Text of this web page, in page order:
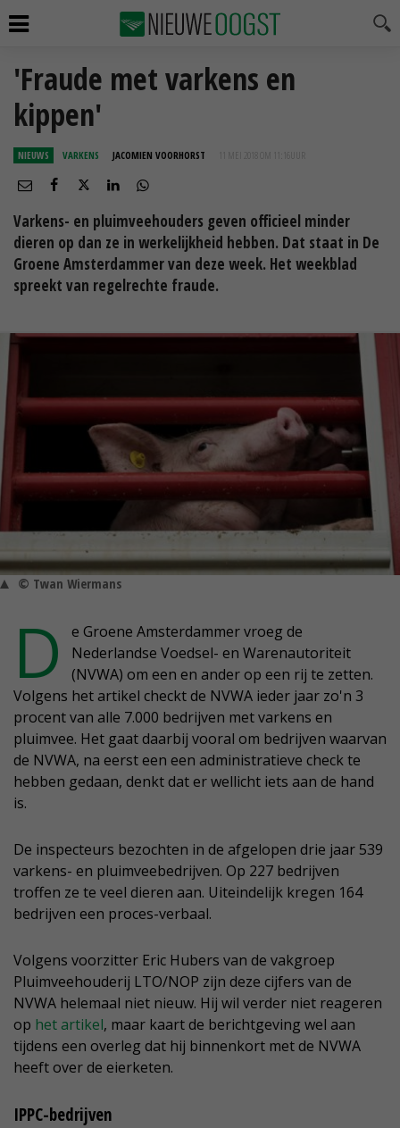
'Fraude met varkens en
kippen'
NIEUWS VARKENS JACOMIEN VOORHORST 11 MEI 2018 OM 11:16
Varkens- en pluimveehouders geven officieel minder
dieren op dan ze in werkelijkheid hebben. Dat staat in De
Groene Amsterdammer van deze week. Het weekblad
spreekt van regelrechte fraude.
© Twan Wiermans
D
e Groene Amsterdammer vroeg de
Nederlandse Voedsel- en Warenautoriteit
(NVWA) om een en ander op een rij te zetten.
Volgens het artikel checkt de NVWA ieder jaar zo'n 3
procent van alle 7.000 bedrijven met varkens en
pluimvee. Het gaat daarbij vooral om bedrijven waarvan
de NVWA, na eerst een een administratieve check te
hebben gedaan, denkt dat er wellicht iets aan de hand
is.
De inspecteurs bezochten in de afgelopen drie jaar 539
varkens- en pluimveebedrijven. Op 227 bedrijven
troffen ze te veel dieren aan. Uiteindelijk kregen 164
bedrijven een proces-verbaal.
Volgens voorzitter Eric Hubers van de vakgroep
Pluimveehouderij LTO/NOP zijn deze cijfers van de
NVWA helemaal niet nieuw. Hij wil verder niet reageren
op het artikel, maar kaart de berichtgeving wel aan
tijdens een overleg dat hij binnenkort met de NVWA
heeft over de eierketen.
IPPC-bedrijven